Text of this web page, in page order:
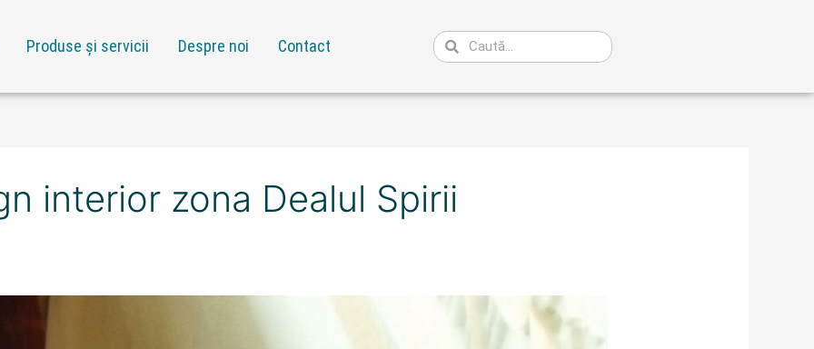
Produse și servicii Despre noi Contact Caută
interior zona Dealul Spirii